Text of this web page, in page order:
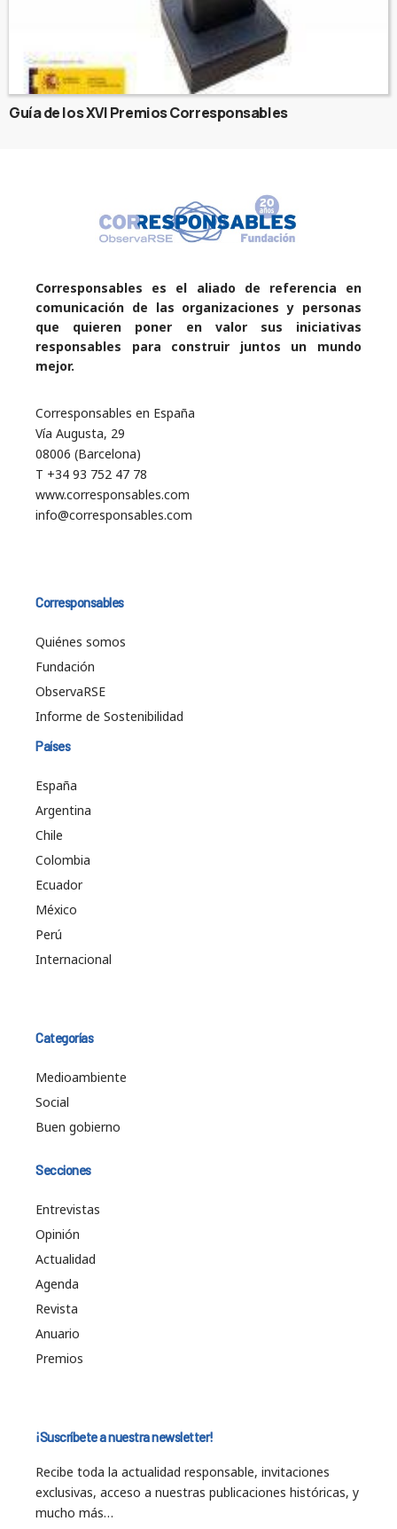
Guía de los XVI Premios Corresponsables
Corresponsables es el aliado de referencia en
comunicación de las organizaciones y personas
que quieren poner en valor sus iniciativas
responsables para construir juntos un mundo
mejor.
Corresponsables en España
Vía Augusta, 29
08006 (Barcelona)
T +34 93 752 47 78
www.corresponsables.com
info@corresponsables.com
Corresponsables
Quiénes somos
Fundación
ObservaRSE
Informe de Sostenibilidad
Países
España
Argentina
Chile
Colombia
Ecuador
México
Perú
Internacional
Categorías
Medioambiente
Social
Buen gobierno
Secciones
Entrevistas
Opinión
Actualidad
Agenda
Revista
Anuario
Premios
¡Suscríbete a nuestra newsletter!
Recibe toda la actualidad responsable, invitaciones
exclusivas, acceso a nuestras publicaciones históricas, y
mucho más…